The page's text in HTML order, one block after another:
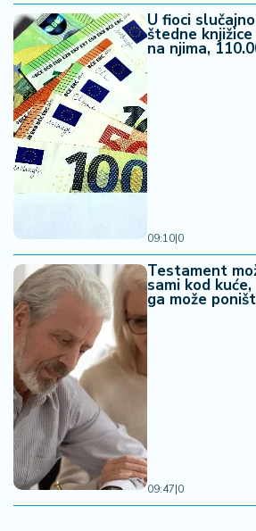
U fioci
štedne
na njima,
09:10|0
Testament
sami kod
ga može
09:47|0